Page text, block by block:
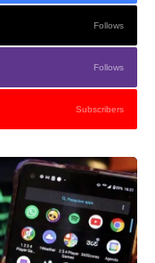
Follows
Follows
Subscribers